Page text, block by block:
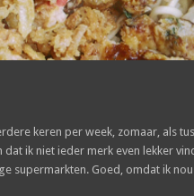
keren per week, zomaar, als
ik niet ieder merk even lekker
supermarkten. Goed, omdat ik